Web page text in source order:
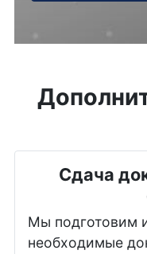
Сдача
Мы подготовим
необходимые